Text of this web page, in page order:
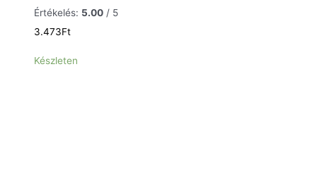
Értékelés: 5.00 / 5
3.473Ft
Készleten